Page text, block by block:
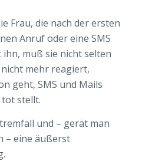
Frau, die nach der ersten
Anruf oder eine SMS
muß sie nicht selten
mehr reagiert,
geht, SMS und Mails
stellt.
und – gerät man
– eine äußerst